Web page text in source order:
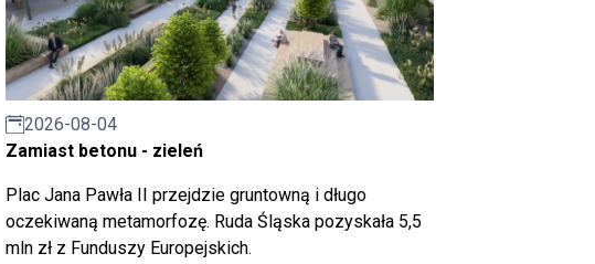
2026-08-04
Zamiast betonu - zieleń
Plac Jana Pawła II przejdzie gruntowną i długo
oczekiwaną metamorfozę. Ruda Śląska pozyskała 5,5
mln zł z Funduszy Europejskich.